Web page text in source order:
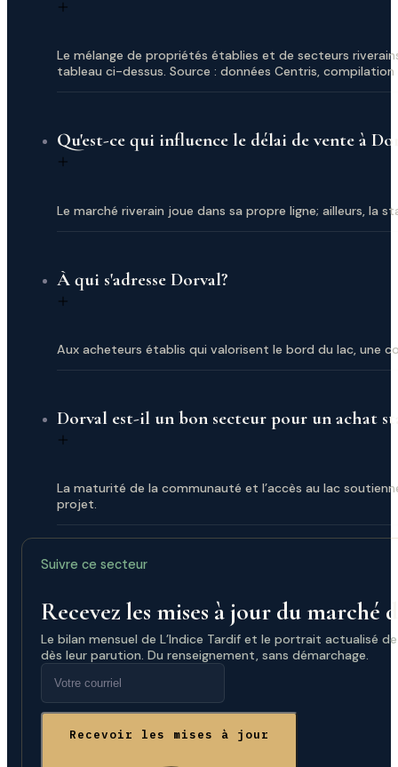
Le mélange de propriétés établies et de secteurs
tableau ci-dessus. Source : données Centris,
Qu'est-ce qui influence le délai de vente à
Le marché riverain joue dans sa propre ligne; ailleurs, la
À qui s'adresse Dorval?
Aux acheteurs établis qui valorisent le bord du lac, une
Dorval est-il un bon secteur pour un achat
La maturité de la communauté et l’accès au lac
projet.
Suivre ce secteur
Recevez les mises à jour du marché
Le bilan mensuel de L’Indice Tardif et le portrait actualisé
dès leur parution. Du renseignement, sans démarchage.
Recevoir les mises à jour